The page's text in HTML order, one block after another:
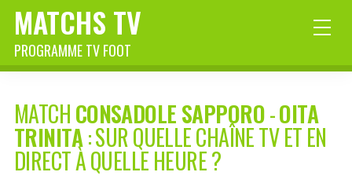
MATCHS TV
PROGRAMME TV FOOT
MATCHCONSADOLE SAPPORO-OITA
TRINITA: SUR QUELLE CHAÎNE TV ET EN
DIRECT À QUELLE HEURE ?